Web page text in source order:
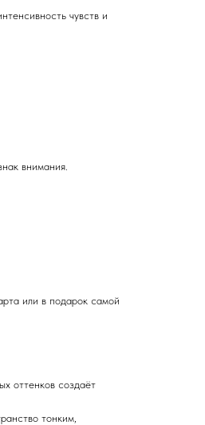
чувств и
внимания.
или в подарок самой
оттенков создаёт
тонким,